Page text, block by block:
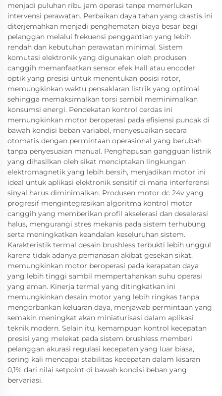
menjadi puluhan ribu jam operasi tanpa memerlukan
intervensi perawatan. Perbaikan daya tahan yang drastis ini
diterjemahkan menjadi penghematan biaya besar bagi
pelanggan melalui frekuensi penggantian yang lebih
rendah dan kebutuhan perawatan minimal. Sistem
komutasi elektronik yang digunakan oleh produsen
canggih memanfaatkan sensor efek Hall atau encoder
optik yang presisi untuk menentukan posisi rotor,
memungkinkan waktu pensaklaran listrik yang optimal
sehingga memaksimalkan torsi sambil meminimalkan
konsumsi energi. Pendekatan kontrol cerdas ini
memungkinkan motor beroperasi pada efisiensi puncak di
bawah kondisi beban variabel, menyesuaikan secara
otomatis dengan permintaan operasional yang berubah
tanpa penyesuaian manual. Penghapusan gangguan listrik
yang dihasilkan oleh sikat menciptakan lingkungan
elektromagnetik yang lebih bersih, menjadikan motor ini
ideal untuk aplikasi elektronik sensitif di mana interferensi
sinyal harus diminimalkan. Produsen motor dc 24v yang
progresif mengintegrasikan algoritma kontrol motor
canggih yang memberikan profil akselerasi dan deselerasi
halus, mengurangi stres mekanis pada sistem terhubung
serta meningkatkan keandalan keseluruhan sistem.
Karakteristik termal desain brushless terbukti lebih unggul
karena tidak adanya pemanasan akibat gesekan sikat,
memungkinkan motor beroperasi pada kerapatan daya
yang lebih tinggi sambil mempertahankan suhu operasi
yang aman. Kinerja termal yang ditingkatkan ini
memungkinkan desain motor yang lebih ringkas tanpa
mengorbankan keluaran daya, menjawab permintaan yang
semakin meningkat akan miniaturisasi dalam aplikasi
teknik modern. Selain itu, kemampuan kontrol kecepatan
presisi yang melekat pada sistem brushless memberi
pelanggan akurasi regulasi kecepatan yang luar biasa,
sering kali mencapai stabilitas kecepatan dalam kisaran
0,1% dari nilai setpoint di bawah kondisi beban yang
bervariasi.